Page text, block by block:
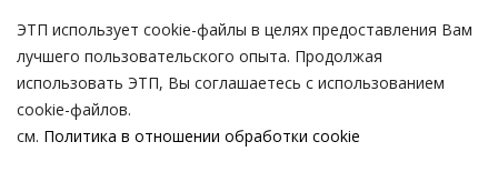
Все для инвестора
Контакты
Возникли вопросы?
ЭТП использует cookie-файлы в целях предоставления Вам
лучшего пользовательского опыта. Продолжая
использовать ЭТП, Вы соглашаетесь с использованием
cookie-файлов.
см. Политика в отношении обработки cookie